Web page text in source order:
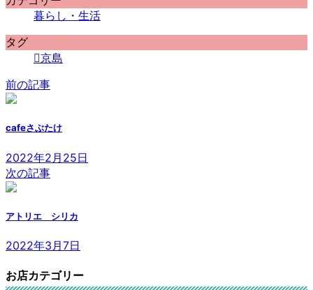
暮らし・生活
タグ
京島
前の記事
cafeさぶたけ
2022年2月25日
次の記事
アトリエ シリカ
2022年3月7日
お店カテゴリー